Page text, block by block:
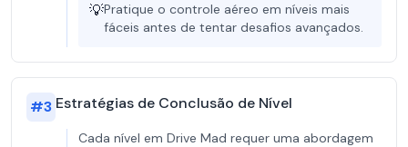
💡Pratique o controle aéreo em níveis mais
fáceis antes de tentar desafios avançados.
#3 Estratégias de Conclusão de Nível
Cada nível em Drive Mad requer uma abordagem